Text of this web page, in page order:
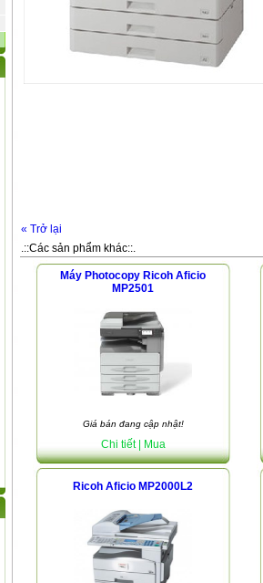
« Trở lại
.::Các sản phẩm khác::.
Máy Photocopy Ricoh Aficio
MP2501
Giá bán đang cập nhật!
Chi tiết | Mua
Ricoh Aficio MP2000L2